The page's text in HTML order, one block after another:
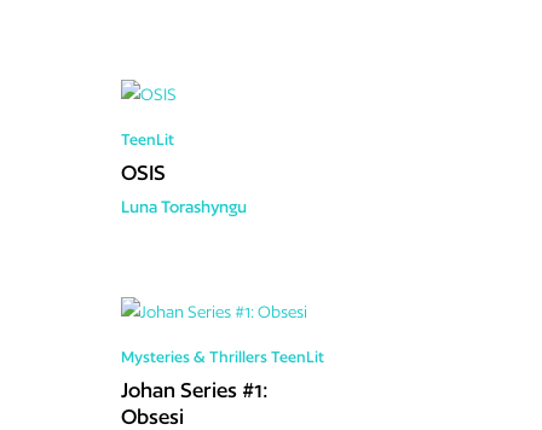
TeenLit
OSIS
Luna Torashyngu
Mysteries & Thrillers TeenLit
Johan Series #1:
Obsesi